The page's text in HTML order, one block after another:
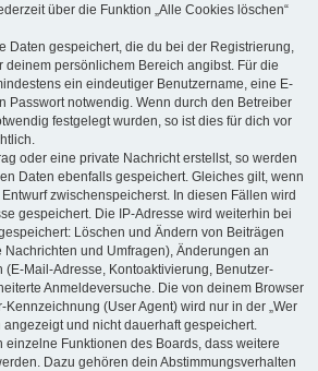
über die Funktion „Alle Cookies löschen“
Daten gespeichert, die du bei der Registrierung,
deinem persönlichem Bereich angibst. Für die
ein eindeutiger Benutzername, eine E-
Passwort notwendig. Wenn durch den Betreiber
festgelegt wurden, so ist dies für dich vor
oder eine private Nachricht erstellst, so werden
Daten ebenfalls gespeichert. Gleiches gilt, wenn
zwischenspeicherst. In diesen Fällen wird
gespeichert. Die IP-Adresse wird weiterhin bei
Löschen und Ändern von Beiträgen
Nachrichten und Umfragen), Änderungen an
(E-Mail-Adresse, Kontoaktivierung, Benutzer-
Anmeldeversuche. Die von deinem Browser
Kennzeichnung (User Agent) wird nur in der „Wer
angezeigt und nicht dauerhaft gespeichert.
einzelne Funktionen des Boards, dass weitere
Dazu gehören dein Abstimmungsverhalten